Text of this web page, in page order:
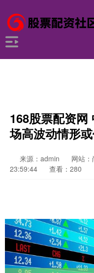
168股票配资网
场高波动情形
来源：admin 网站
23:59:44
查看：280